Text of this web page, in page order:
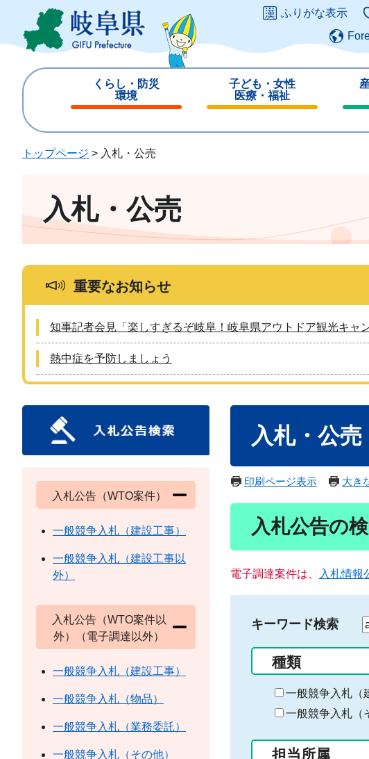
ジ
ュ
ふりがな表示
くらし・防災
環境
じ
子ども・女性
医療・福祉
じ
じ
トップページ > 入札・公売
入札・公売
重要なお知らせ
知事記者会見「楽しすぎるぞ岐阜！岐阜県アウトドア観光キャ
熱中症を予防しましょう
入札・公売
印刷ページ表示 大き
入札公告の
電子調達案件は、 入札情報
キーワード検索
種類
一般競争入札（
一般競争入札（
担当所属
入札公告（WTO案件）
一般競争入札（建設工事）
一般競争入札（建設工事以
外）
入札公告（WTO案件以
外）（電子調達以外）
一般競争入札（建設工事）
一般競争入札（物品）
一般競争入札（業務委託）
一般競争入札（その他）